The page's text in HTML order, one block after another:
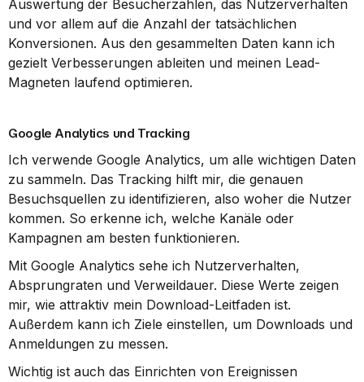
Auswertung der Besucherzahlen, das Nutzerverhalten
und vor allem auf die Anzahl der tatsächlichen
Konversionen. Aus den gesammelten Daten kann ich
gezielt Verbesserungen ableiten und meinen Lead-
Magneten laufend optimieren.
Google Analytics und Tracking
Ich verwende Google Analytics, um alle wichtigen Daten
zu sammeln. Das Tracking hilft mir, die genauen
Besuchsquellen zu identifizieren, also woher die Nutzer
kommen. So erkenne ich, welche Kanäle oder
Kampagnen am besten funktionieren.
Mit Google Analytics sehe ich Nutzerverhalten,
Absprungraten und Verweildauer. Diese Werte zeigen
mir, wie attraktiv mein Download-Leitfaden ist.
Außerdem kann ich Ziele einstellen, um Downloads und
Anmeldungen zu messen.
Wichtig ist auch das Einrichten von Ereignissen